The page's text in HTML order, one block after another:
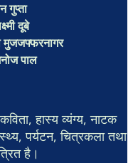
गुप्ता
दूबे
मुजजफ्फरनागर
पाल
हास्य व्यंग्य, नाटक
पर्यटन, चित्रकला तथा
है।